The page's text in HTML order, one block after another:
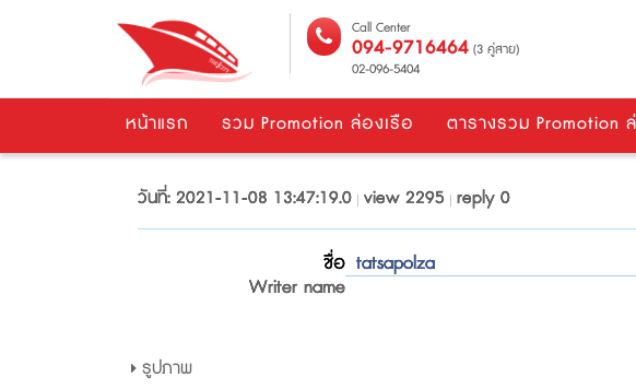
Call Center
094-9716464 (3 คู่สาย)
02-096-5404
หน้าแรก รวม Promotion ล่องเรือ ตารางรวม Promotion
วันที่: 2021-11-08 13:47:19.0 view 2295 reply 0
ชื่อ
Writer name
tatsapolza
รูปภาพ